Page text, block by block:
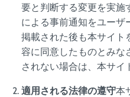
要と判断する変更を実施
による事前通知をユーザ
掲載された後も本サイト
容に同意したものとみな
されない場合は、本サイ
適用される法律の遵守本